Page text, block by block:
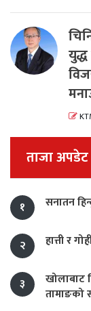
ताजा अपडेट
१ सनातन
२ हात्ती र
३
खोलाबाट
तामाङको